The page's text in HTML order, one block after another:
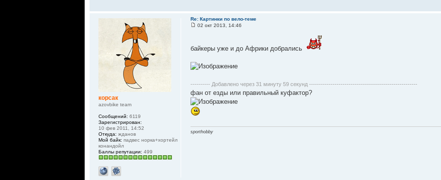
Re: Картинки по вело-теме
02 окт 2013, 14:46
байкеры уже и до Африки добрались
---------- Добавлено через 31 минуту 59 секунд -------------------------------------------------------
фан от езды или правильный куфактор?
sporthobby
корсак
azovbike team
Сообщений: 6119
Зарегистрирован:
10 фев 2011, 14:52
Откуда: жданов
Мой байк: падвес норка+хортейл
конандойл
Баллы репутации: 499